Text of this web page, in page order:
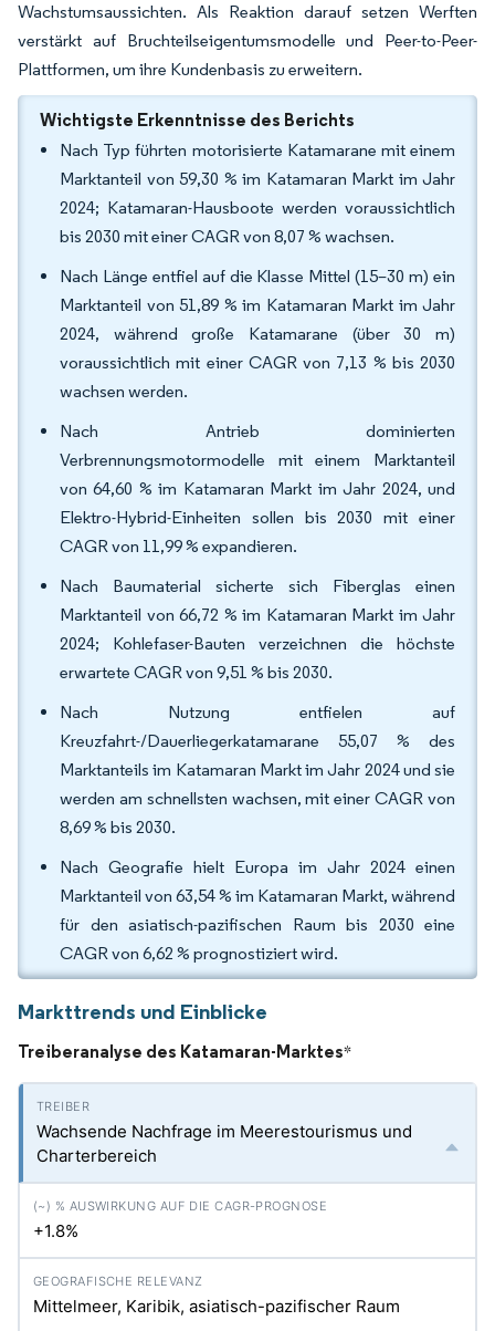
Wachstumsaussichten. Als Reaktion darauf setzen Werften
verstärkt auf Bruchteilseigentumsmodelle und Peer-to-Peer-
Plattformen, um ihre Kundenbasis zu erweitern.
Wichtigste Erkenntnisse des Berichts
Nach Typ führten motorisierte Katamarane mit einem
Marktanteil von 59,30 % im Katamaran Markt im Jahr
2024; Katamaran-Hausboote werden voraussichtlich
bis 2030 mit einer CAGR von 8,07 % wachsen.
Nach Länge entfiel auf die Klasse Mittel (15–30 m) ein
Marktanteil von 51,89 % im Katamaran Markt im Jahr
2024, während große Katamarane (über 30 m)
voraussichtlich mit einer CAGR von 7,13 % bis 2030
wachsen werden.
Nach Antrieb dominierten
Verbrennungsmotormodelle mit einem Marktanteil
von 64,60 % im Katamaran Markt im Jahr 2024, und
Elektro-Hybrid-Einheiten sollen bis 2030 mit einer
CAGR von 11,99 % expandieren.
Nach Baumaterial sicherte sich Fiberglas einen
Marktanteil von 66,72 % im Katamaran Markt im Jahr
2024; Kohlefaser-Bauten verzeichnen die höchste
erwartete CAGR von 9,51 % bis 2030.
Nach Nutzung entfielen auf
Kreuzfahrt-/Dauerliegerkatamarane 55,07 % des
Marktanteils im Katamaran Markt im Jahr 2024 und sie
werden am schnellsten wachsen, mit einer CAGR von
8,69 % bis 2030.
Nach Geografie hielt Europa im Jahr 2024 einen
Marktanteil von 63,54 % im Katamaran Markt, während
für den asiatisch-pazifischen Raum bis 2030 eine
CAGR von 6,62 % prognostiziert wird.
Markttrends und Einblicke
Treiberanalyse des Katamaran-Marktes*
Wachsende Nachfrage im Meerestourismus und
Charterbereich
+1.8%
Mittelmeer, Karibik, asiatisch-pazifischer Raum